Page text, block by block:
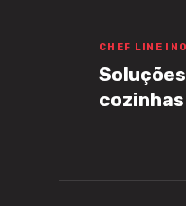
CHEF LINE
cozinhas